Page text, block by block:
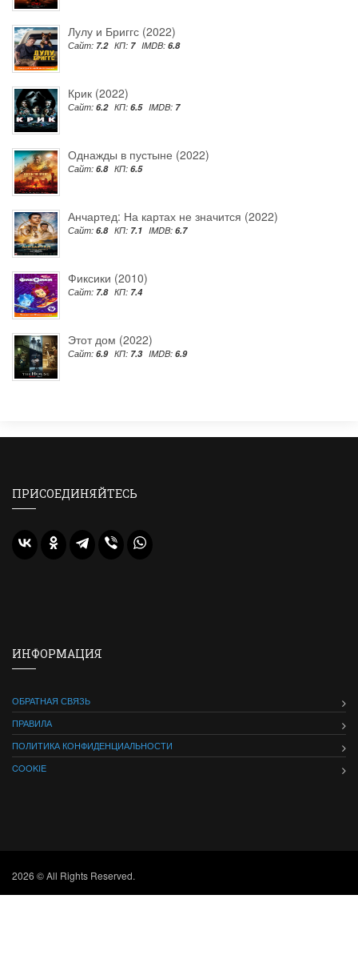
Лулу и Бриггс (2022)
Сайт: 7.2 КП: 7 IMDB: 6.8
Крик (2022)
Сайт: 6.2 КП: 6.5 IMDB: 7
Однажды в пустыне (2022)
Сайт: 6.8 КП: 6.5
Анчартед: На картах не значится (2022)
Сайт: 6.8 КП: 7.1 IMDB: 6.7
Фиксики (2010)
Сайт: 7.8 КП: 7.4
Этот дом (2022)
Сайт: 6.9 КП: 7.3 IMDB: 6.9
ПРИСОЕДИНЯЙТЕСЬ
ИНФОРМАЦИЯ
ОБРАТНАЯ СВЯЗЬ
ПРАВИЛА
ПОЛИТИКА КОНФИДЕНЦИАЛЬНОСТИ
COOKIE
2026 © All Rights Reserved.